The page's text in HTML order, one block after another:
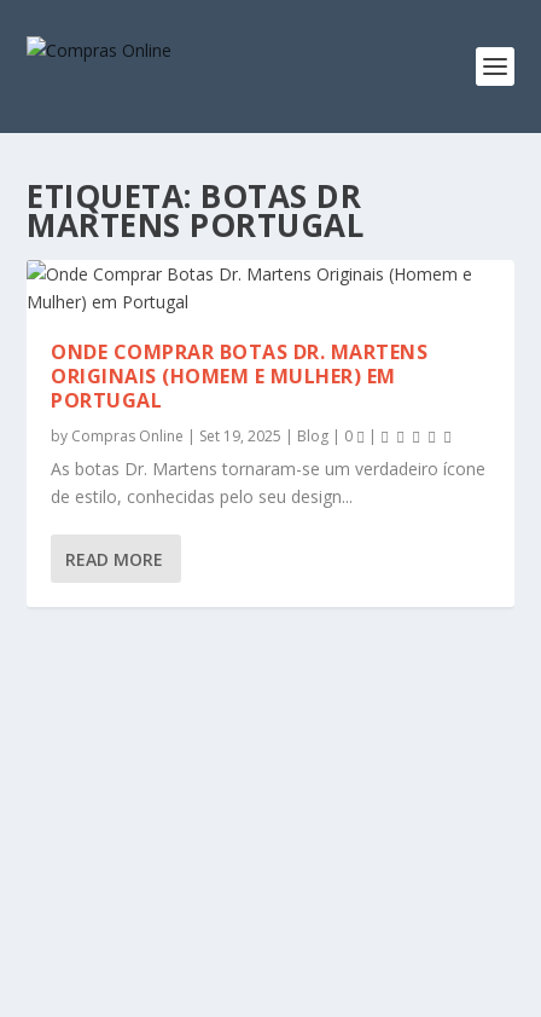
ETIQUETA: BOTAS DR
MARTENS PORTUGAL
ONDE COMPRAR BOTAS DR. MARTENS
ORIGINAIS (HOMEM E MULHER) EM
PORTUGAL
by Compras Online | Set 19, 2025 | Blog | 0 |
As botas Dr. Martens tornaram-se um verdadeiro ícone
de estilo, conhecidas pelo seu design...
READ MORE